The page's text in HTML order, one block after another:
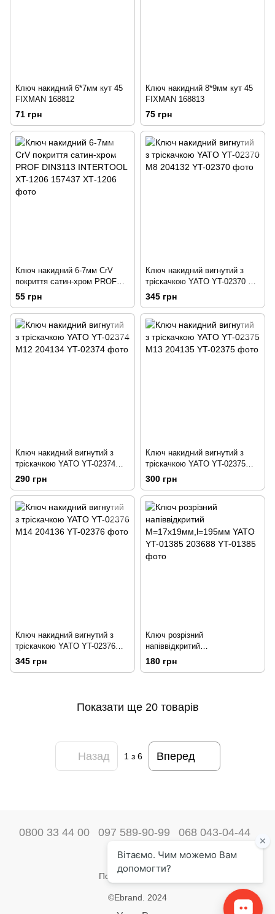
Ключ накидний 6*7мм кут 45
FIXMAN 168812
71 грн
Ключ накидний 8*9мм кут 45
FIXMAN 168813
75 грн
Ключ накидний 6-7мм CrV
покриття сатин-хром PROF
DIN3113 INTERTOOL XT-1206
157437
55 грн
Ключ накидний вигнутий з
тріскачкою YATO YT-02370 M8
204132
345 грн
Ключ накидний вигнутий з
тріскачкою YATO YT-02374
M12 204134
290 грн
Ключ накидний вигнутий з
тріскачкою YATO YT-02375
M13 204135
300 грн
Ключ накидний вигнутий з
тріскачкою YATO YT-02376
M14 204136
345 грн
Ключ розрізний
напіввідкритий
М=17х19мм,l=195мм YATO
YT-01385 203688
180 грн
Показати ще 20 товарів
Назад 1з 6 Вперед
0800 33 44 00 097 589-90-99 068 043-04-44
Наші контакти
Повна версія сайту
©Ebrand. 2024